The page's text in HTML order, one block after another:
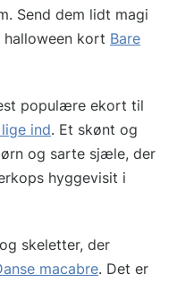
Send dem lidt magi
kort Bare
populære ekort til
ind. Et skønt og
og sarte sjæle, der
hyggevisit i
skeletter, der
macabre. Det er